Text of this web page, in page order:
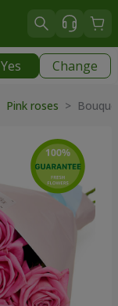
Yes Change
Pink roses >